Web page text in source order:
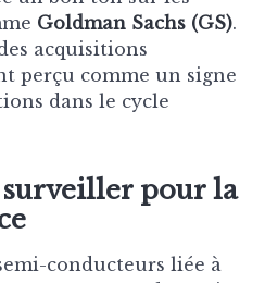
Goldman Sachs (GS).
acquisitions
perçu comme un signe
dans le cycle
pour la
conducteurs liée à